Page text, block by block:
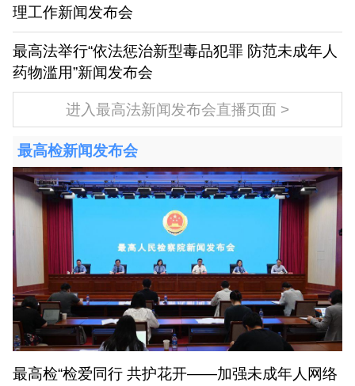
理工作新闻发布会
最高法举行“依法惩治新型毒品犯罪 防范未成年人
药物滥用”新闻发布会
进入最高法新闻发布会直播页面
最高检新闻发布会
最高检“检爱同行 共护花开——加强未成年人网络